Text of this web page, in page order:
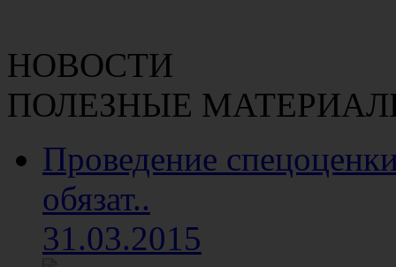
НОВОСТИ
ПОЛЕЗНЫЕ
Проведение
обязат..
31.03.2015